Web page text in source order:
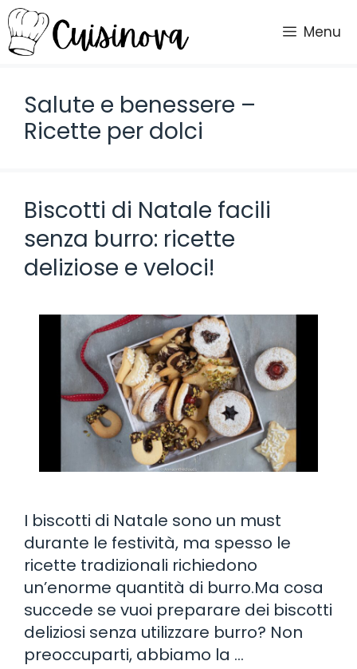
Vai
al
contenuto
Menu
Salute e benessere –
Ricette per dolci
Biscotti di Natale facili
senza burro: ricette
deliziose e veloci!
I biscotti di Natale sono un must
durante le festività, ma spesso le
ricette tradizionali richiedono
un’enorme quantità di burro.Ma cosa
succede se vuoi preparare dei biscotti
deliziosi senza utilizzare burro? Non
preoccuparti, abbiamo la …